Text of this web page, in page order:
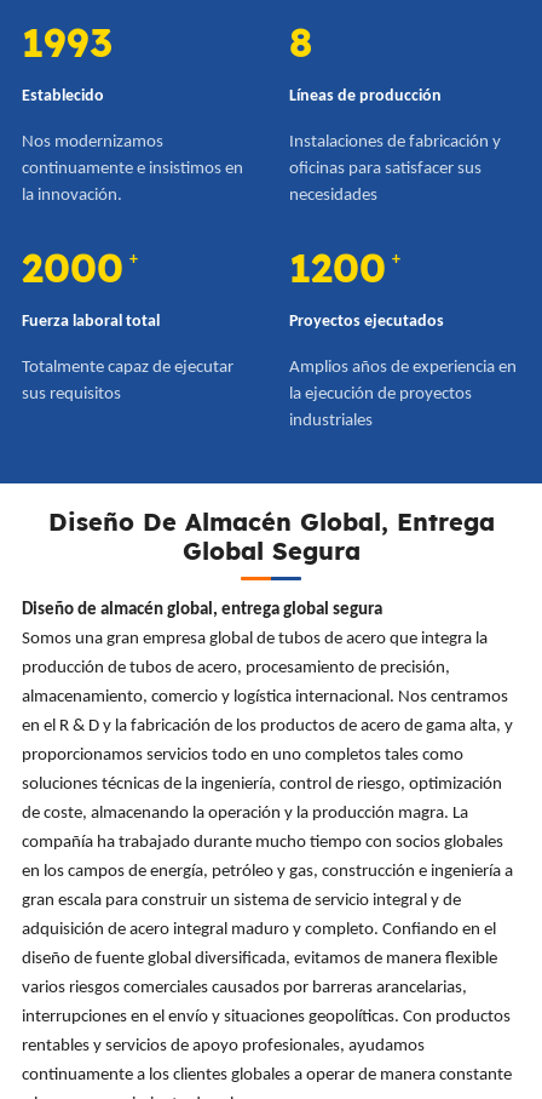
1993
Establecido
Nos modernizamos
continuamente e insistimos en
la innovación.
8
Líneas de producción
Instalaciones de fabricación y
oficinas para satisfacer sus
necesidades
2000 +
Fuerza laboral total
Totalmente capaz de ejecutar
sus requisitos
1200 +
Proyectos ejecutados
Amplios años de experiencia en
la ejecución de proyectos
industriales
Diseño De Almacén Global, Entrega
Global Segura
Diseño de almacén global, entrega global segura
Somos una gran empresa global de tubos de acero que integra la
producción de tubos de acero, procesamiento de precisión,
almacenamiento, comercio y logística internacional. Nos centramos
en el R & D y la fabricación de los productos de acero de gama alta, y
proporcionamos servicios todo en uno completos tales como
soluciones técnicas de la ingeniería, control de riesgo, optimización
de coste, almacenando la operación y la producción magra. La
compañía ha trabajado durante mucho tiempo con socios globales
en los campos de energía, petróleo y gas, construcción e ingeniería a
gran escala para construir un sistema de servicio integral y de
adquisición de acero integral maduro y completo. Confiando en el
diseño de fuente global diversificada, evitamos de manera flexible
varios riesgos comerciales causados por barreras arancelarias,
interrupciones en el envío y situaciones geopolíticas. Con productos
rentables y servicios de apoyo profesionales, ayudamos
continuamente a los clientes globales a operar de manera constante